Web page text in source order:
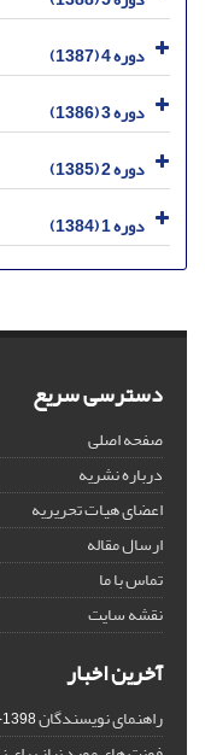
دوره 4 (1387)
دوره 3 (1386)
دوره 2 (1385)
دوره 1 (1384)
دسترسی سریع
صفحه اصلی
درباره نشریه
اعضای هیات تحریریه
ارسال مقاله
تماس با ما
نقشه سایت
آخرین اخبار
راهنمای نویسندگان1398-03-23